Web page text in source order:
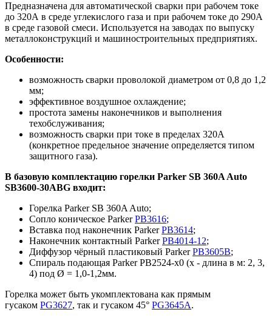
Предназначена для автоматической сварки при рабочем токе
до 320А в среде углекислого газа и при рабочем токе до 290А
в среде газовой смеси. Используется на заводах по выпуску
металлоконструкций и машиностроительных предприятиях.
Особенности:
возможность сварки проволокой диаметром от 0,8 до 1,2
мм;
эффективное воздушное охлаждение;
простота замены наконечников и выполнения
техобслуживания;
возможность сварки при токе в пределах 320А
(конкретное предельное значение определяется типом
защитного газа).
В базовую комплектацию горелки Parker SB 360A Auto
SB3600-30ABG входит:
Горелка Parker SB 360A Auto;
Сопло коническое ParkerPB3616;
Вставка под наконечник ParkerPB3614;
Наконечник контактный ParkerPB4014-12;
Диффузор чёрный пластиковый ParkerPB3605B;
Спираль подающая Parker PB2524-х0 (х - длина в м: 2, 3,
4) под Ø = 1,0-1,2мм.
Горелка может быть укомплектована как прямым
гусаком PG3627, так и гусаком 45° PG3645A.